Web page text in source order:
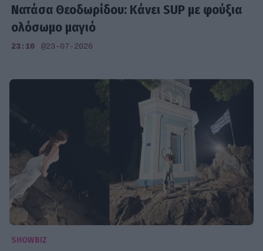
Νατάσα Θεοδωρίδου: Κάνει SUP με φούξια
ολόσωμο μαγιό
23:10 @23-07-2026
SHOWBIZ